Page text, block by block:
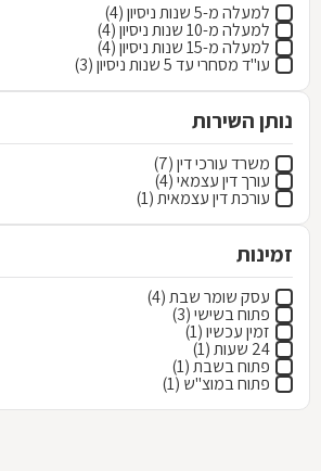
למעלה מ-5 שנות ניסיון (4)
למעלה מ-10 שנות ניסיון (4)
למעלה מ-15 שנות ניסיון (4)
עו"ד מסחרי עד 5 שנות ניסיון (3)
נותן השירות
משרד עורכי דין (7)
עורך דין עצמאי (4)
עורכת דין עצמאית (1)
זמינות
עסק שומר שבת (4)
פתוח בשישי (3)
זמין עכשיו (1)
24 שעות (1)
פתוח בשבת (1)
פתוח במוצ"ש (1)